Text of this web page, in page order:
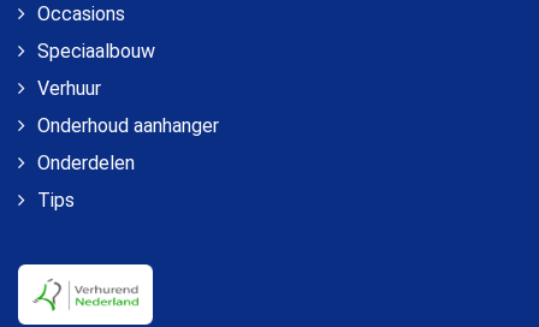
Occasions
Speciaalbouw
Verhuur
Onderhoud aanhanger
Onderdelen
Tips